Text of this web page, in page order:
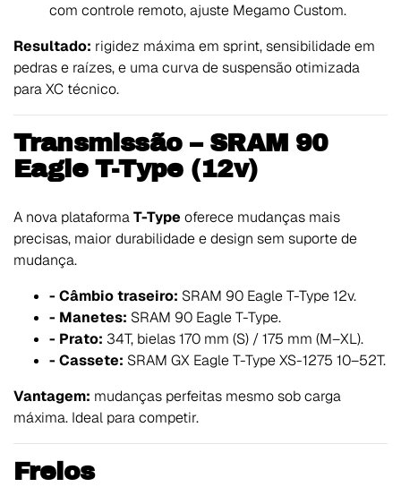
com controle remoto, ajuste Megamo Custom.
Resultado: rigidez máxima em sprint, sensibilidade em
pedras e raízes, e uma curva de suspensão otimizada
para XC técnico.
Transmissão – SRAM 90
Eagle T-Type (12v)
A nova plataformaT-Type oferece mudanças mais
precisas, maior durabilidade e design sem suporte de
mudança.
- Câmbio traseiro: SRAM 90 Eagle T-Type 12v.
- Manetes: SRAM 90 Eagle T-Type.
- Prato: 34T, bielas 170 mm (S) / 175 mm (M–XL).
- Cassete: SRAM GX Eagle T-Type XS-1275 10–52T.
Vantagem: mudanças perfeitas mesmo sob carga
máxima. Ideal para competir.
Freios